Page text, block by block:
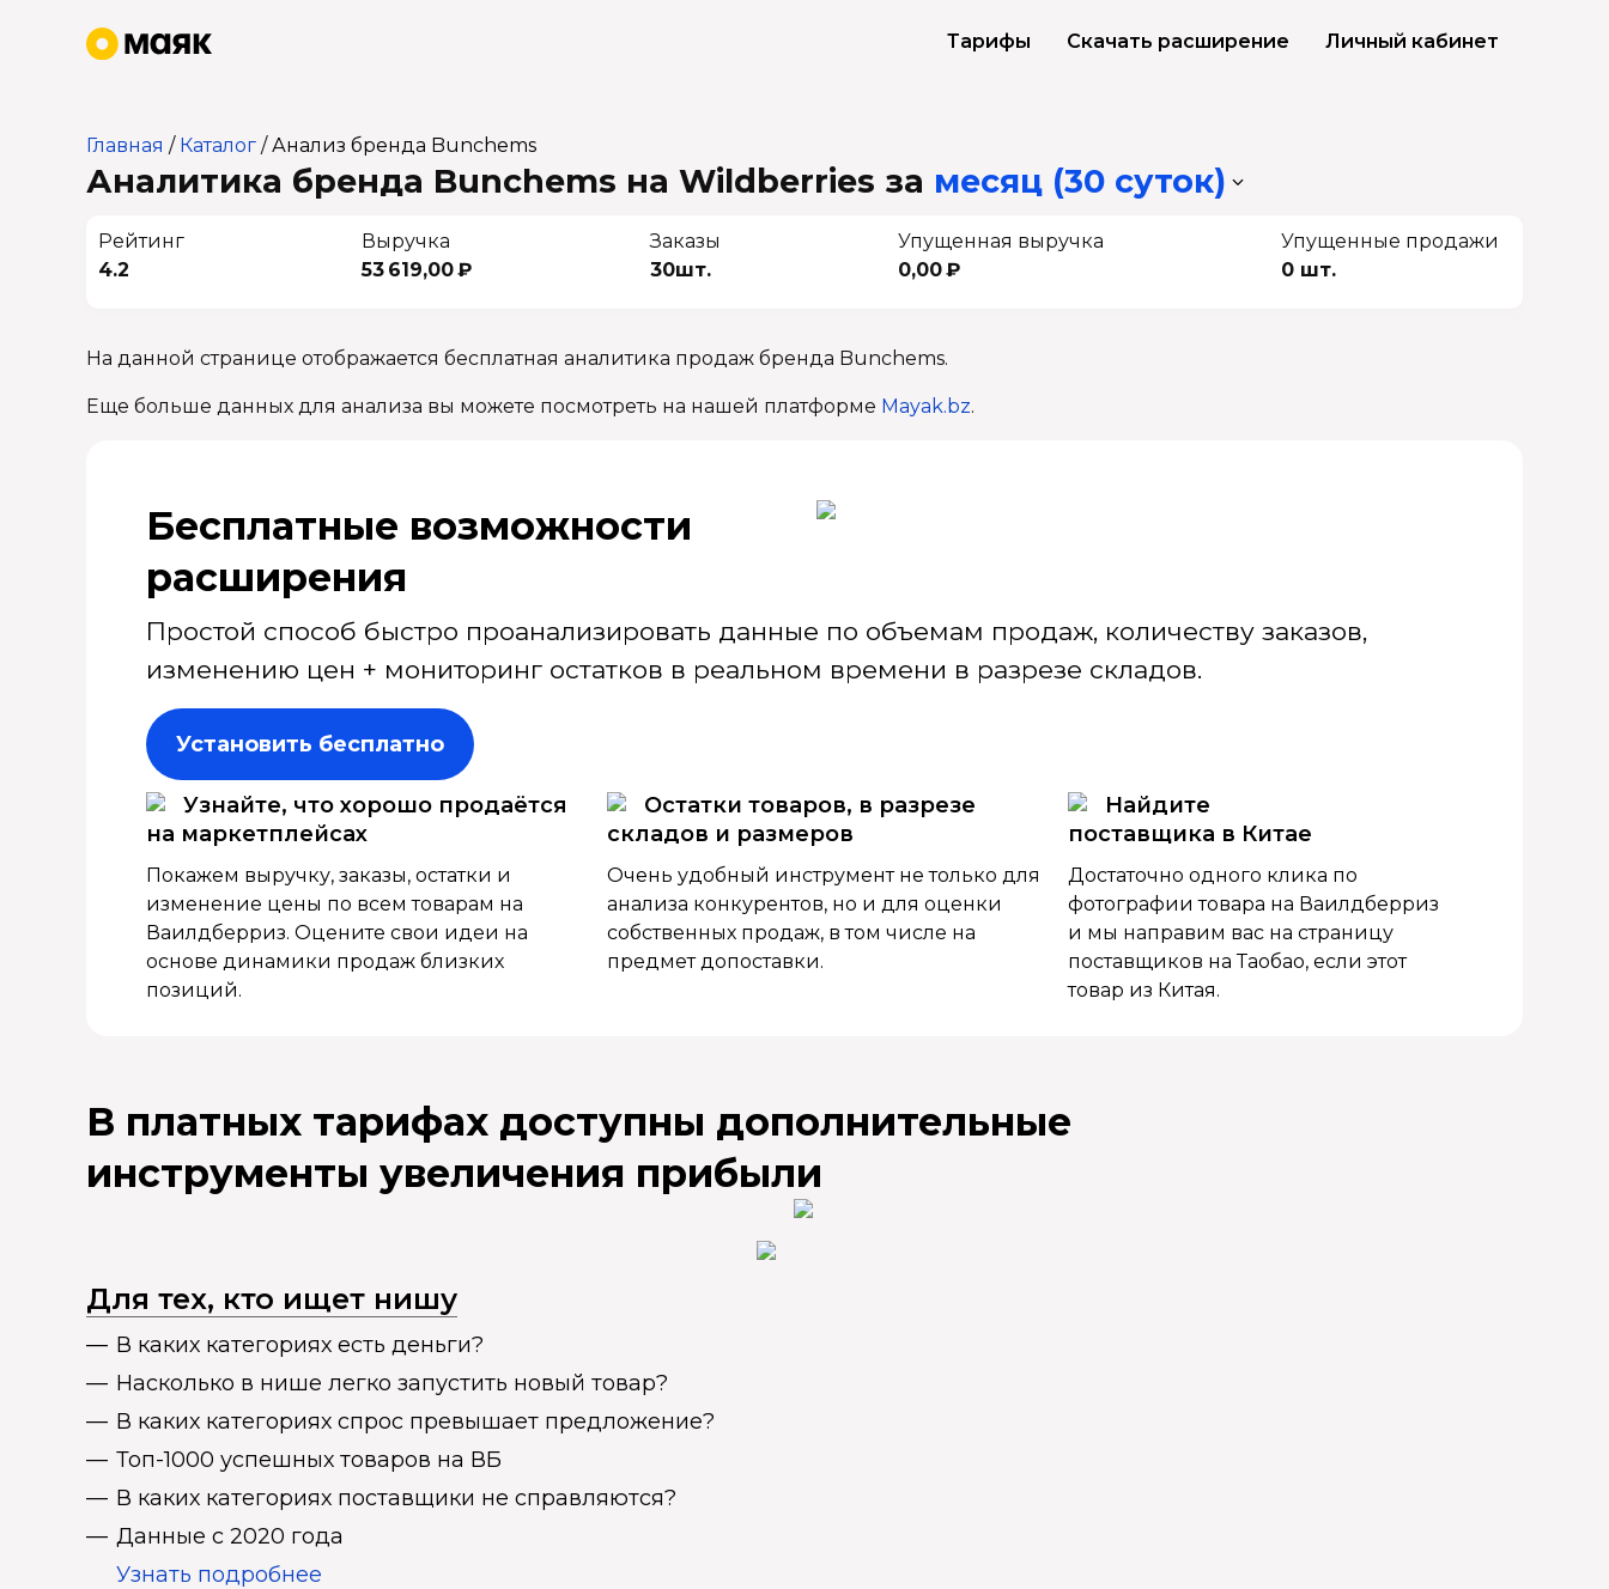
Тарифы Скачать расширение Личный кабинет
Главная / Каталог /Анализ бренда Bunchems
Аналитика бренда Bunchems на Wildberries за месяц (30 суток)
Рейтинг
4.2
Выручка
53 619,00 ₽
Заказы
30шт.
Упущенная выручка
0,00 ₽
Упущенные продажи
0 шт.
На данной странице отображается бесплатная аналитика продаж бренда Bunchems.
Еще больше данных для анализа вы можете посмотреть на нашей платформе Mayak.bz.
Бесплатные возмож­ности
расширения
Простой способ быстро проанализировать данные по объемам продаж, количеству заказов,
изменению цен + мониторинг остатков в реальном времени в разрезе складов.
Установить бесплатно
Узнайте, что хорошо продаётся
на маркетплейсах
Покажем выручку, заказы, остатки и
изменение цены по всем товарам на
Ваилдберриз. Оцените свои идеи на
основе динамики продаж близких
позиций.
Остатки товаров, в разрезе
складов и размеров
Очень удобный инструмент не только для
анализа конкурентов, но и для оценки
собственных продаж, в том числе на
предмет допоставки.
Найдите
поставщика в Китае
Достаточно одного клика по
фотографии товара на Ваилдберриз
и мы направим вас на страницу
поставщиков на Таобао, если этот
товар из Китая.
В платных тарифах доступны дополнительные
инструменты увеличения прибыли
Для тех, кто ищет нишу
В каких категориях есть деньги?
Насколько в нише легко запустить новый товар?
В каких категориях спрос превышает предложение?
Топ-1000 успешных товаров на ВБ
В каких категориях поставщики не справляются?
Данные с 2020 года
Узнать подробнее